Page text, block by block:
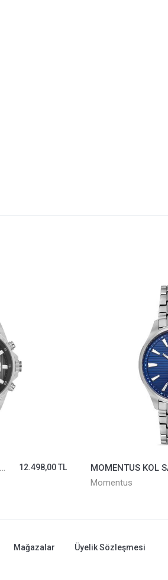
9.998,00 TL
Pacomarine
Mağazalar
Üyelik Sözleşmesi